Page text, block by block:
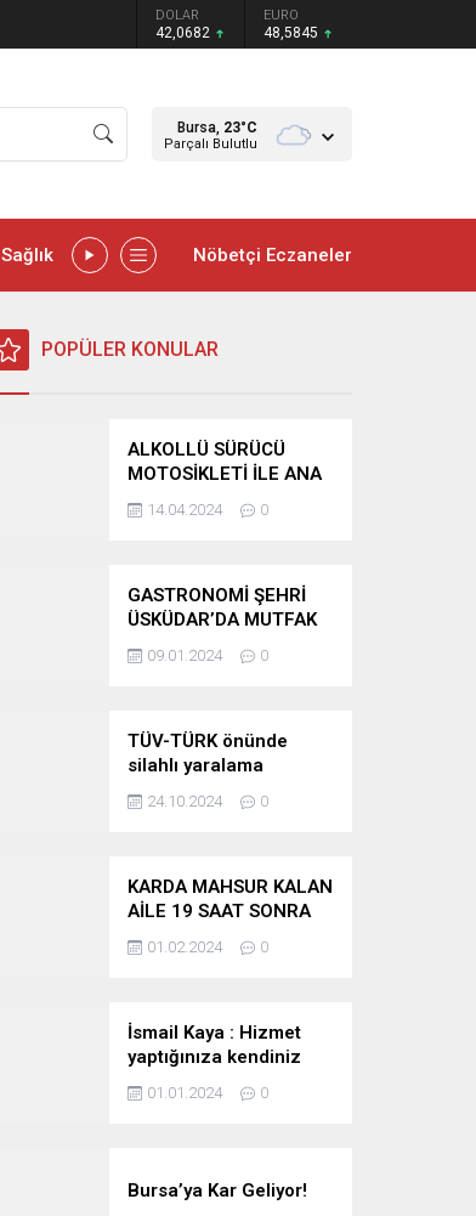
DOLAR
42,0682
EURO
48,5845
Bursa, 23°C
Parçalı Bulutlu
Sağlık Nöbetçi Eczaneler
POPÜLER KONULAR
ALKOLLÜ SÜRÜCÜ
MOTOSİKLETİ İLE ANA
YOLA ÇIKTI REFÜJE
SAVRULDU
14.04.2024 0
GASTRONOMİ ŞEHRİ
ÜSKÜDAR’DA MUTFAK
SANATLARI AKADEMİSİ
AÇILDI
09.01.2024 0
TÜV-TÜRK önünde
silahlı yaralama
24.10.2024 0
KARDA MAHSUR KALAN
AİLE 19 SAAT SONRA
KURTARILDI
01.02.2024 0
İsmail Kaya : Hizmet
yaptığınıza kendiniz
inanıyormusunuz ?
01.01.2024 0
Bursa’ya Kar Geliyor!